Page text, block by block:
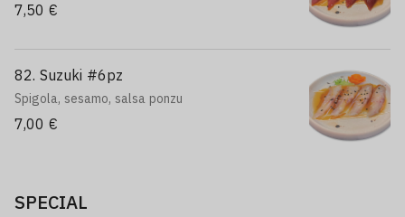
7,50 €
82. Suzuki #6pz
Spigola, sesamo, salsa ponzu
7,00 €
SPECIAL